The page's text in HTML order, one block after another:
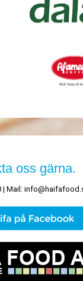
oss gärna.
| Mail: